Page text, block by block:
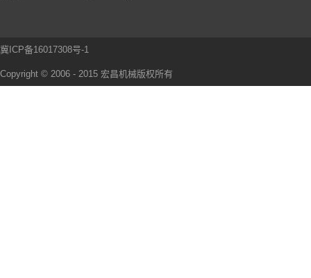
冀ICP备16017308号-1
Copyright © 2006 - 2015 宏昌机械版权所有